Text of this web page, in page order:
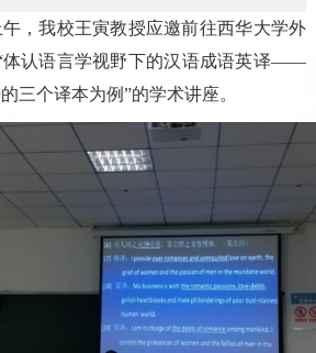
午，我校王寅教授应邀前往西华大学外
体认语言学视野下的汉语成语英译——
三个译本为例”的学术讲座。